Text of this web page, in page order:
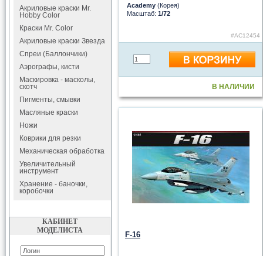
Academy (Корея)
Масштаб: 1/72
#AC12454
В НАЛИЧИИ
F-16
Акриловые краски Mr.
Hobby Color
Краски Mr. Color
Акриловые краски Звезда
Спреи (Баллончики)
Аэрографы, кисти
Маскировка - масколы,
скотч
Пигменты, смывки
Масляные краски
Ножи
Коврики для резки
Механическая обработка
Увеличительный
инструмент
Хранение - баночки,
коробочки
КАБИНЕТ
МОДЕЛИСТА